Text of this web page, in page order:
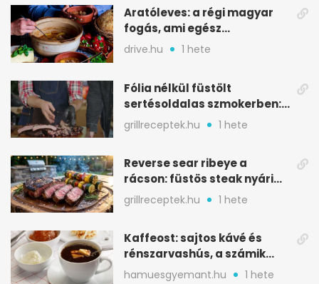
Aratóleves: a régi magyar
fogás, ami egész
csapatokat jóllakatott
drive.hu 1 hete
Fólia nélkül füstölt
sertésoldalas szmokerben:
ropogós bark, 6 óra
grillreceptek.hu 1 hete
Reverse sear ribeye a
rácson: füstös steak nyári
tökkebabbal
grillreceptek.hu 1 hete
Kaffeost: sajtos kávé és
rénszarvashús, a számik
melegítő itala
hamuesgyemant.hu 1 hete